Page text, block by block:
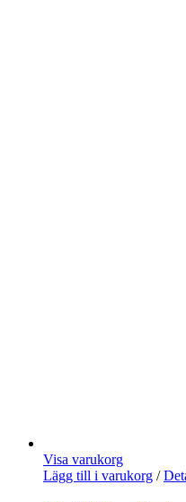
Visa varukorg
Lägg till i varukorg /